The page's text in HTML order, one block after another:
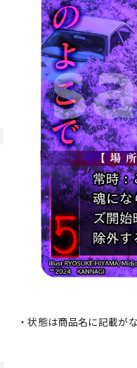
・状態は商品名に記載が